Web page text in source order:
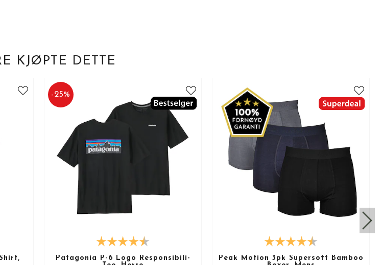
KJØPTE DETTE
-25%
Patagonia P-6 Logo Responsibili-
Peak Motion 3pk Supersoft Bamboo